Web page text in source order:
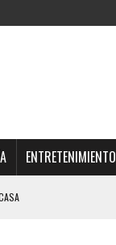
ENTRETENIMIENTO